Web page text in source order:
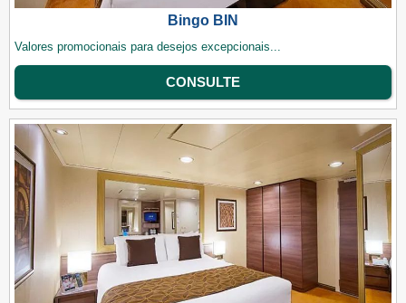
Bingo BIN
Valores promocionais para desejos excepcionais...
CONSULTE